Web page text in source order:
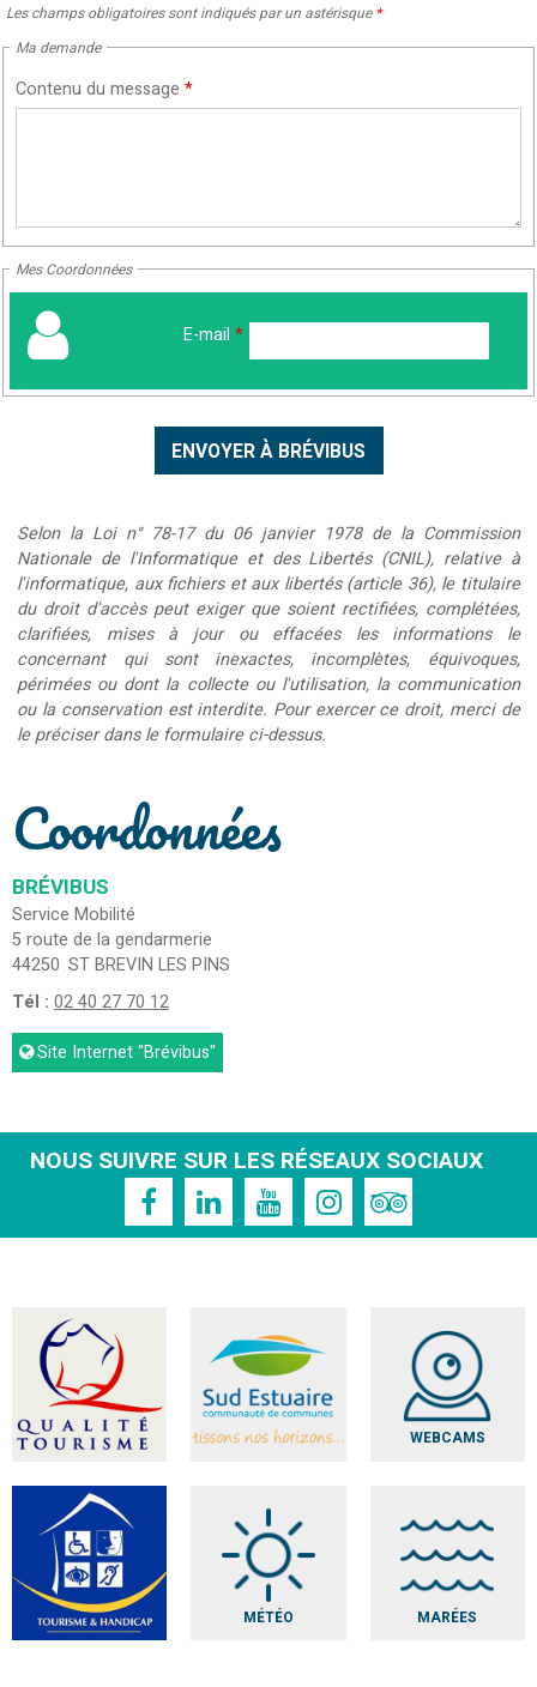
Les champs obligatoires sont indiqués par un astérisque *
Ma demande
Contenu du message *
Mes Coordonnées
E-mail *
Selon la Loi n° 78-17 du 06 janvier 1978 de la Commission
Nationale de l'Informatique et des Libertés (CNIL), relative à
l'informatique, aux fichiers et aux libertés (article 36), le titulaire
du droit d'accès peut exiger que soient rectifiées, complétées,
clarifiées, mises à jour ou effacées les informations le
concernant qui sont inexactes, incomplètes, équivoques,
périmées ou dont la collecte ou l'utilisation, la communication
ou la conservation est interdite. Pour exercer ce droit, merci de
le préciser dans le formulaire ci-dessus.
Coordonnées
BRÉVIBUS
Service Mobilité
5 route de la gendarmerie
44250 ST BREVIN LES PINS
Tél : 02 40 27 70 12
Site Internet"Brévibus"
NOUS SUIVRE SUR LES RÉSEAUX SOCIAUX
WEBCAMS
MÉTÉO MARÉES